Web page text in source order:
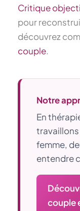
Critique
pour
découvrez
couple.
Notre
En
travaillons
femme,
entendre
couple